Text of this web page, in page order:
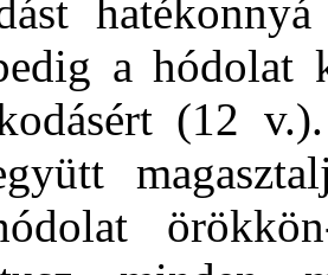
a hódolat
(12